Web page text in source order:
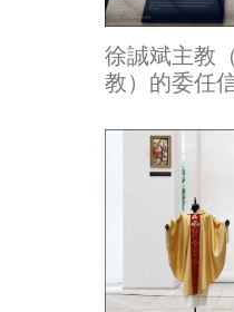
徐誠斌主教
教）的委任